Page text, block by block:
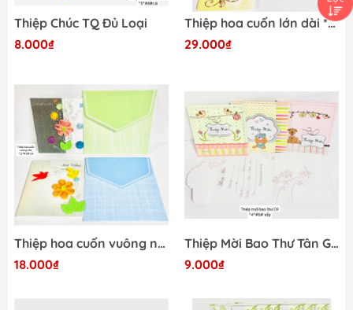
Thiệp Chúc TQ Đủ Loại
8.000₫
Thiệp hoa cuốn lớn dài *19*
29.000₫
Thiệp hoa cuốn vuông nhỏ *12*
18.000₫
Thiệp Mời Bao Thư Tân Gia *8*
9.000₫